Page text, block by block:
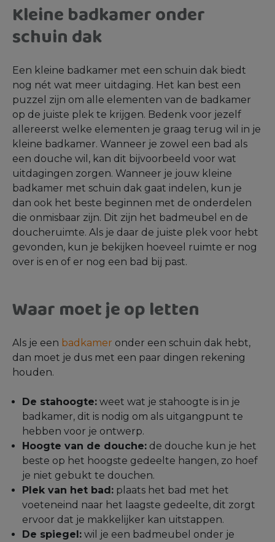
Kleine badkamer onder
schuin dak
Een kleine badkamer met een schuin dak biedt
nog nét wat meer uitdaging. Het kan best een
puzzel zijn om alle elementen van de badkamer
op de juiste plek te krijgen. Bedenk voor jezelf
allereerst welke elementen je graag terug wil in je
kleine badkamer. Wanneer je zowel een bad als
een douche wil, kan dit bijvoorbeeld voor wat
uitdagingen zorgen. Wanneer je jouw kleine
badkamer met schuin dak gaat indelen, kun je
dan ook het beste beginnen met de onderdelen
die onmisbaar zijn. Dit zijn het badmeubel en de
doucheruimte. Als je daar de juiste plek voor hebt
gevonden, kun je bekijken hoeveel ruimte er nog
over is en of er nog een bad bij past.
Waar moet je op letten
Als je een badkamer onder een schuin dak hebt,
dan moet je dus met een paar dingen rekening
houden.
De stahoogte: weet wat je stahoogte is in je
badkamer, dit is nodig om als uitgangpunt te
hebben voor je ontwerp.
Hoogte van de douche: de douche kun je het
beste op het hoogste gedeelte hangen, zo hoef
je niet gebukt te douchen.
Plek van het bad: plaats het bad met het
voeteneind naar het laagste gedeelte, dit zorgt
ervoor dat je makkelijker kan uitstappen.
De spiegel: wil je een badmeubel onder je